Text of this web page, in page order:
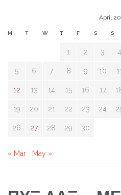
April
M T W T F S S
1 2 3 4
5 6 7 8 9 10 11
12 13 14 15 16 17
19 20 21 22 23 24
26 27 28 29 30
« Mar May »